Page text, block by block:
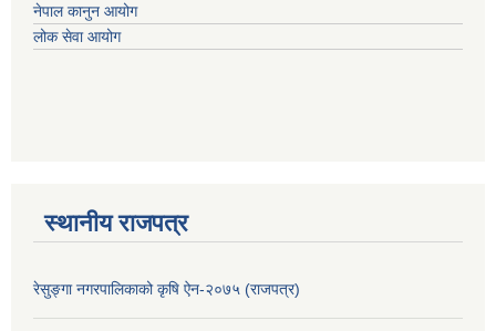
नेपाल कानुन आयोग
लोक सेवा आयोग
स्थानीय राजपत्र
रेसुङ्गा नगरपालिकाको कृषि ऐन-२०७५ (राजपत्र)